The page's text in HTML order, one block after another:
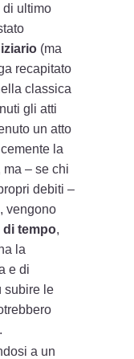
di ultimo
(ma
recapitato
classica
gli atti
un atto
la
ma – se chi
debiti –
vengono
tempo,
la
e di
subire le
a un